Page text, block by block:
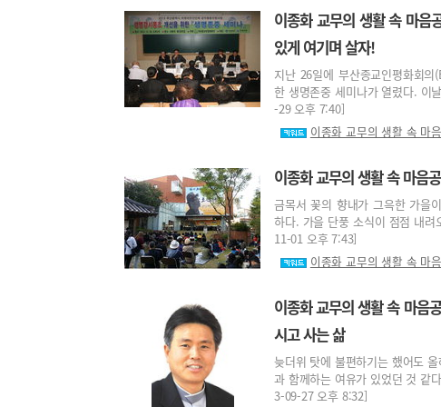
이종화 교무의 생활 속 마음
있게 여기며 살자!
지난 26일에 부산종교인평화회
한 생명존중 세미나가 열렸다.
-29 오후 7:40]
이종화 교무의 생활 속 마
이종화 교무의 생활 속 마음
금목서 꽃의 향내가 그윽한 가을
하다. 가을 단풍 소식이 점점 내
11-01 오후 7:43]
이종화 교무의 생활 속 마
이종화 교무의 생활 속 마음
시고 사는 삶
늦더위 탓에 불편하기는 했어도
과 함께하는 여유가 있었던 것
3-09-27 오후 8:32]